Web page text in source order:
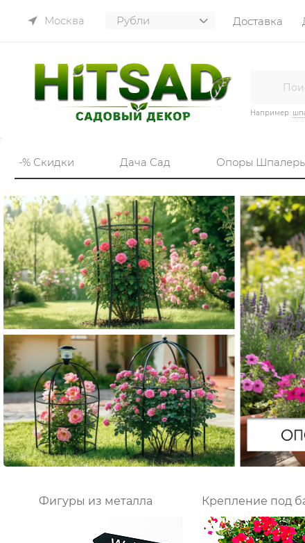
Москва Доставка
Например:
-% Скидки Дача Сад Опоры
Фигуры из металла Крепление под
ящик